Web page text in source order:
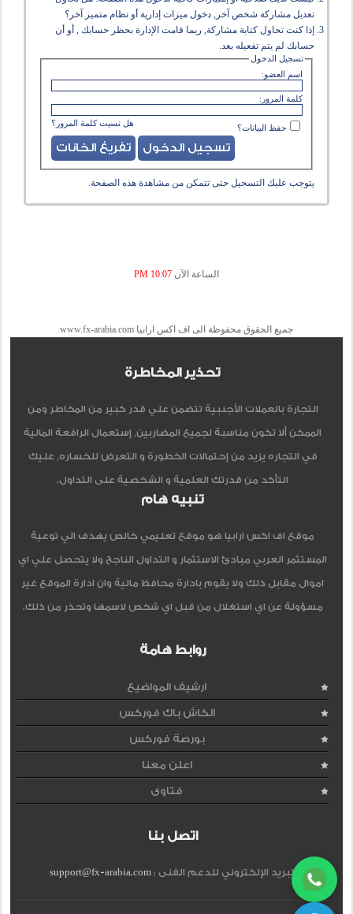
تعديل مشاركة شخص آخر, دخول ميزات إدارية أو نظام متميز آخر؟
إذا كنت تحاول كتابة مشاركة, ربما قامت الإدارة بحظر حسابك , أو أن
حسابك لم يتم تفعيله بعد.
تسجيل الدخول
اسم العضو:
كلمة المرور:
هل نسيت كلمة المرور؟ حفظ البيانات؟
يتوجب عليك التسجيل حتى تتمكن من مشاهدة هذه الصفحة.
الساعة الآن 10:07 PM
جميع الحقوق محفوظة الى اف اكس ارابيا www.fx-arabia.com
تحذير المخاطرة
التجارة بالعملات الأجنبية تتضمن علي قدر كبير من المخاطر ومن
الممكن ألا تكون مناسبة لجميع المضاربين, إستعمال الرافعة المالية
في التجاره يزيد من إحتمالات الخطورة و التعرض للخساره, عليك
التأكد من قدرتك العلمية و الشخصية على التداول.
تنبيه هام
موقع اف اكس ارابيا هو موقع تعليمي خالص يهدف الي توعية
المستثمر العربي مبادئ الاستثمار و التداول الناجح ولا يتحصل علي اي
اموال مقابل ذلك ولا يقوم بادارة محافظ مالية وان ادارة الموقع غير
مسؤولة عن اي استغلال من قبل اي شخص لاسمها وتحذر من ذلك.
روابط هامة
ارشيف المواضيع
الكاش باك فوركس
بورصة فوركس
اعلن معنا
فتاوى
اتصل بنا
البريد الإلكتروني للدعم الفنى :support@fx-arabia.com